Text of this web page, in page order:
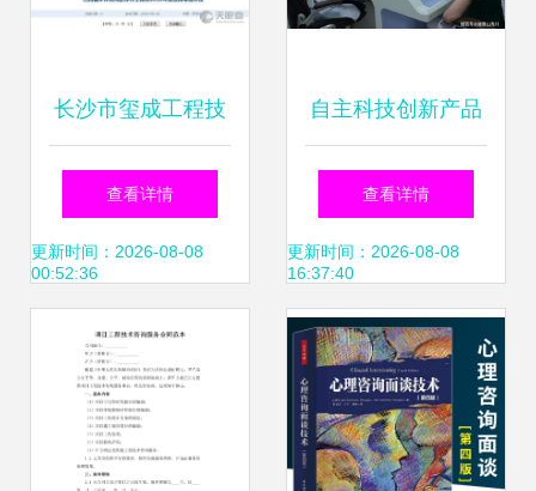
长沙市玺成工程技
术咨询有限责任公
司技术咨询服务解
查看详情
更新时间：2026-08-08
00:52:36
自主科技创新产品
落地加速，健康科
技新成果备受瞩目
查看详情
更新时间：2026-08-08
16:37:40